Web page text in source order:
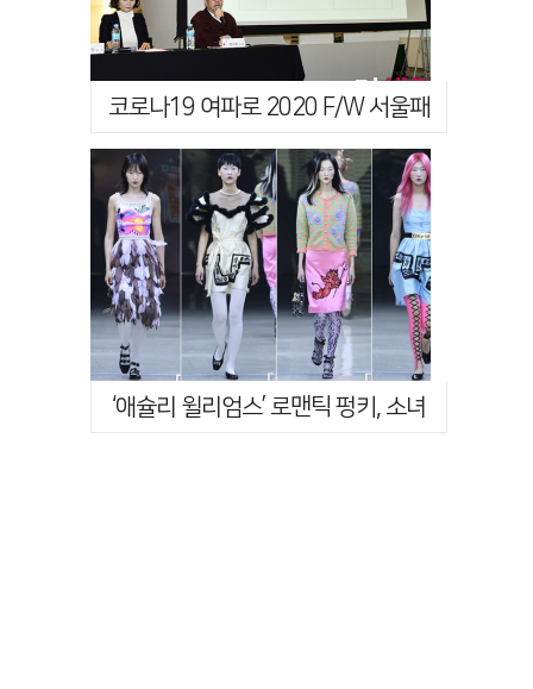
코로나19 여파로 2020 F/W 서울패
션위크 취소
‘애슐리 윌리엄스’ 로맨틱 펑키, 소녀